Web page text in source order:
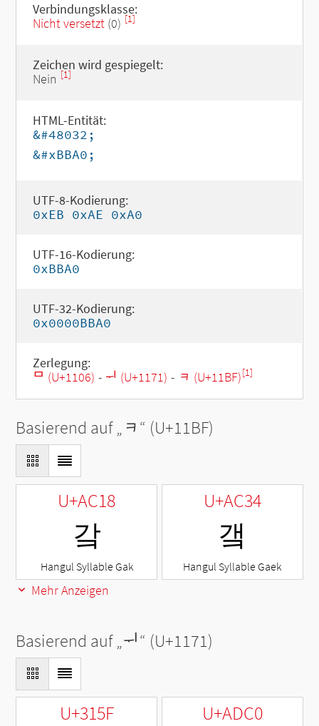
Verbindungsklasse:
Nicht versetzt(0) [1]
Zeichen wird gespiegelt:
Nein [1]
HTML-Entität:
&#48032;
&#xBBA0;
UTF-8-Kodierung:
0xEB 0xAE 0xA0
UTF-16-Kodierung:
0xBBA0
UTF-32-Kodierung:
0x0000BBA0
Zerlegung:
ᄆ (U+1106) - ᅱ (U+1171) - ᆿ (U+11BF)[1]
Basierend auf „ᆿ“ (U+11BF)
U+AC18
갘
Hangul Syllable Gak
U+AC34
갴
Hangul Syllable Gaek
Mehr Anzeigen
Basierend auf „ᅱ“ (U+1171)
U+315F U+ADC0